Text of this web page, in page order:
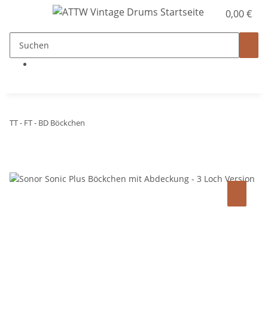
0,00 €
TT - FT - BD Böckchen